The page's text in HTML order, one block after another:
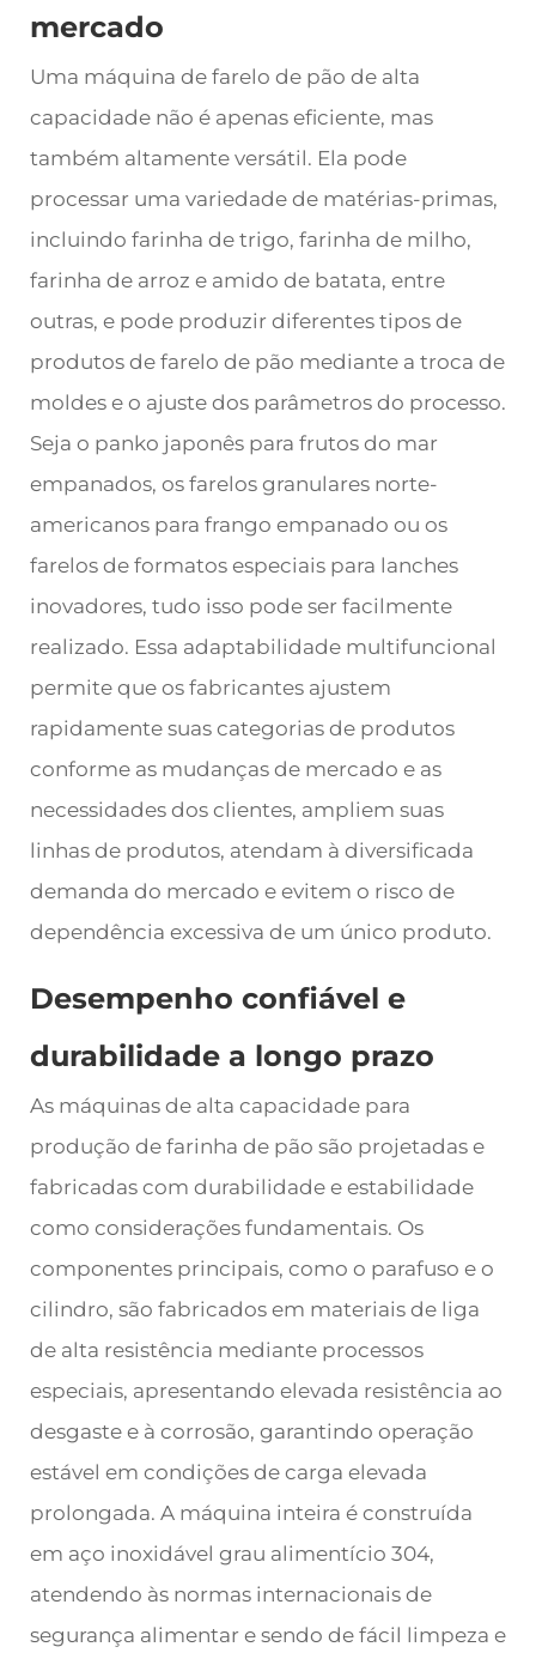
mercado
Uma máquina de farelo de pão de alta
capacidade não é apenas eficiente, mas
também altamente versátil. Ela pode
processar uma variedade de matérias-primas,
incluindo farinha de trigo, farinha de milho,
farinha de arroz e amido de batata, entre
outras, e pode produzir diferentes tipos de
produtos de farelo de pão mediante a troca de
moldes e o ajuste dos parâmetros do processo.
Seja o panko japonês para frutos do mar
empanados, os farelos granulares norte-
americanos para frango empanado ou os
farelos de formatos especiais para lanches
inovadores, tudo isso pode ser facilmente
realizado. Essa adaptabilidade multifuncional
permite que os fabricantes ajustem
rapidamente suas categorias de produtos
conforme as mudanças de mercado e as
necessidades dos clientes, ampliem suas
linhas de produtos, atendam à diversificada
demanda do mercado e evitem o risco de
dependência excessiva de um único produto.
Desempenho confiável e
durabilidade a longo prazo
As máquinas de alta capacidade para
produção de farinha de pão são projetadas e
fabricadas com durabilidade e estabilidade
como considerações fundamentais. Os
componentes principais, como o parafuso e o
cilindro, são fabricados em materiais de liga
de alta resistência mediante processos
especiais, apresentando elevada resistência ao
desgaste e à corrosão, garantindo operação
estável em condições de carga elevada
prolongada. A máquina inteira é construída
em aço inoxidável grau alimentício 304,
atendendo às normas internacionais de
segurança alimentar e sendo de fácil limpeza e